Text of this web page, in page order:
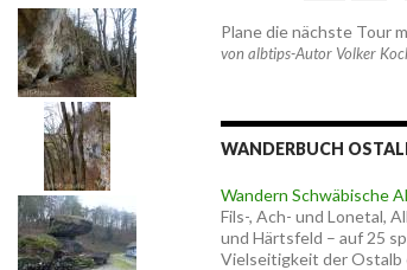
Plane die nächste Tour
von albtips-Autor Volker
WANDERBUCH
Wandern Schwäbische
Fils-, Ach- und Lonetal,
und Härtsfeld – auf 25
Vielseitigkeit der Ostalb